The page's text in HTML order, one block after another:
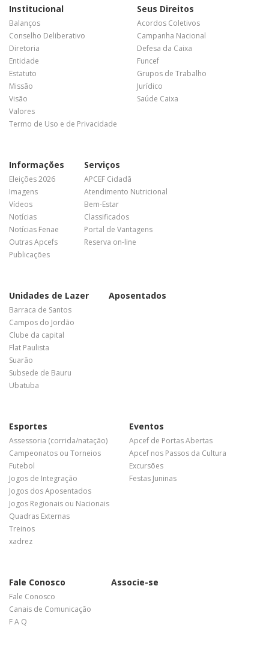
Institucional
Balanços
Conselho Deliberativo
Diretoria
Entidade
Estatuto
Missão
Visão
Valores
Termo de Uso e de Privacidade
Seus Direitos
Acordos Coletivos
Campanha Nacional
Defesa da Caixa
Funcef
Grupos de Trabalho
Jurídico
Saúde Caixa
Informações
Eleições 2026
Imagens
Vídeos
Notícias
Notícias Fenae
Outras Apcefs
Publicações
Serviços
APCEF Cidadã
Atendimento Nutricional
Bem-Estar
Classificados
Portal de Vantagens
Reserva on-line
Unidades de Lazer
Barraca de Santos
Campos do Jordão
Clube da capital
Flat Paulista
Suarão
Subsede de Bauru
Ubatuba
Aposentados
Esportes
Assessoria (corrida/natação)
Campeonatos ou Torneios
Futebol
Jogos de Integração
Jogos dos Aposentados
Jogos Regionais ou Nacionais
Quadras Externas
Treinos
xadrez
Eventos
Apcef de Portas Abertas
Apcef nos Passos da Cultura
Excursões
Festas Juninas
Fale Conosco
Fale Conosco
Canais de Comunicação
F A Q
Associe-se